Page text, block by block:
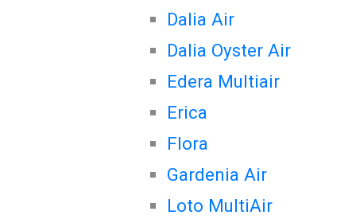
Dalia Air
Dalia Oyster Air
Edera Multiair
Erica
Flora
Gardenia Air
Loto MultiAir